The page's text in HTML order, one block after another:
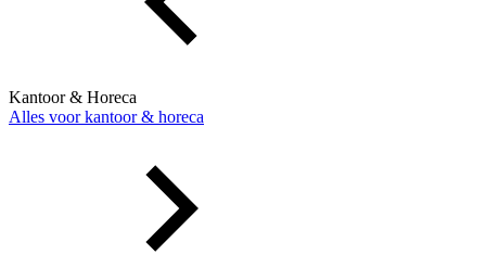
Kantoor & Horeca
Alles voor kantoor & horeca